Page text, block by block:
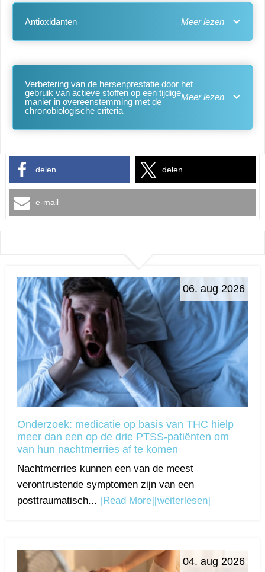
Antioxidanten
Verbetering van de hersenprestatie door het
gebruik van actieve stoffen op een tijdige
manier in overeenstemming met de
chronobiologische criteria
delen delen
e-mail
06. aug 2026
Onderzoek: medicatie op basis van THC hielp
meer dan een op de drie PTSS-patiënten om
van hun nachtmerries af te komen
Nachtmerries kunnen een van de meest
verontrustende symptomen zijn van een
posttraumatisch... [Read More][weiterlesen]
04. aug 2026